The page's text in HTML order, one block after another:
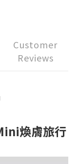
Customer
Reviews
煥膚旅行